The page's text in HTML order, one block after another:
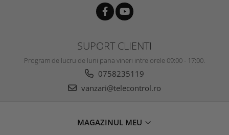
SUPORT CLIENTI
Program de lucru de luni pana vineri intre orele 09:00 - 17:00.
0758235119
vanzari@telecontrol.ro
MAGAZINUL MEU